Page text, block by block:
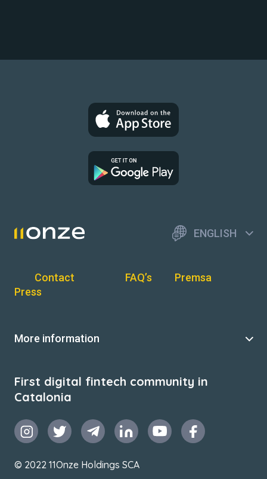
ENGLISH
Contact FAQ’s
Premsa
Press
More information
First digital fintech community in
Catalonia
© 2022 11Onze Holdings SCA